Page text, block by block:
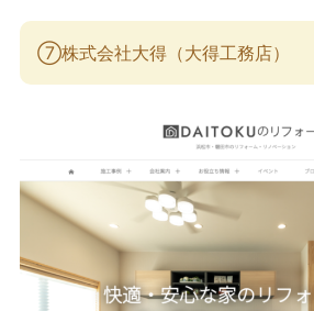
⑦株式会社大得（大得工務店）